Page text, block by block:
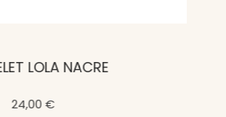
LOLA NACRE
24,00 €